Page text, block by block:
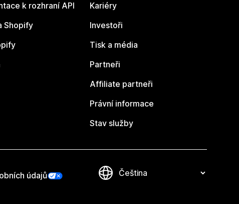
k rozhraní API
Shopify
Kariéry
Investoři
Tisk a média
Partneři
Affiliate partneři
Právní informace
Stav služby
údajů